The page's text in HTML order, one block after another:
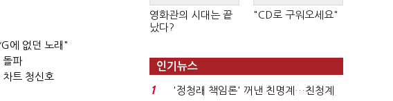
에 없던 노래"
돌파
차트 청신호
영화관의 시대는 끝
났다?
"CD로 구워오세요"
인기뉴스
1
'정청래 책임론' 꺼낸 친명계…친청계